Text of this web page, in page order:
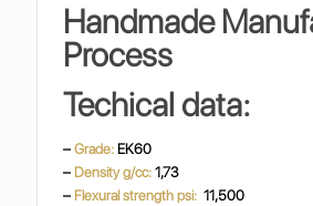
Handmade
Process
Techical data:
– Grade: EK60
– Density g/cc:1,73
– Flexural strength psi:11,500